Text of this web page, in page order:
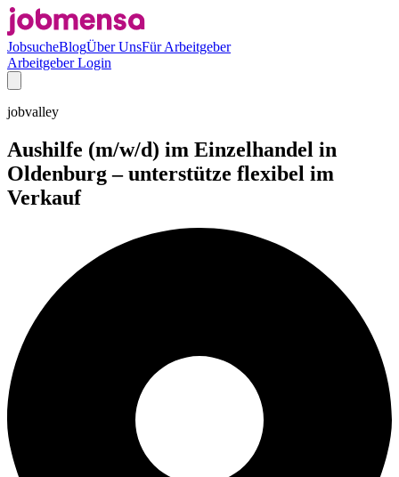
JobsucheBlogÜber UnsFür Arbeitgeber
Arbeitgeber Login
jobvalley
Aushilfe (m/w/d) im Einzelhandel in
Oldenburg – unterstütze flexibel im
Verkauf